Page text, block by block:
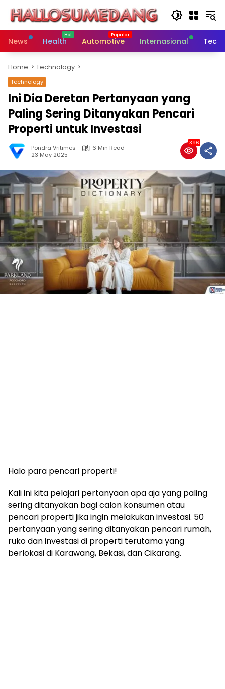
content
News
Health Automotive Internasional
Home Technology
Technology
Ini Dia Deretan Pertanyaan yang
Paling Sering Ditanyakan Pencari
Properti untuk Investasi
Pondra Vritimes
6 Min Read
23 May 2025
396
Halo para pencari properti!
Kali ini kita pelajari pertanyaan apa aja yang paling
sering ditanyakan bagi calon konsumen atau
pencari properti jika ingin melakukan investasi. 50
pertanyaan yang sering ditanyakan pencari rumah,
ruko dan investasi di properti terutama yang
berlokasi di Karawang, Bekasi, dan Cikarang.